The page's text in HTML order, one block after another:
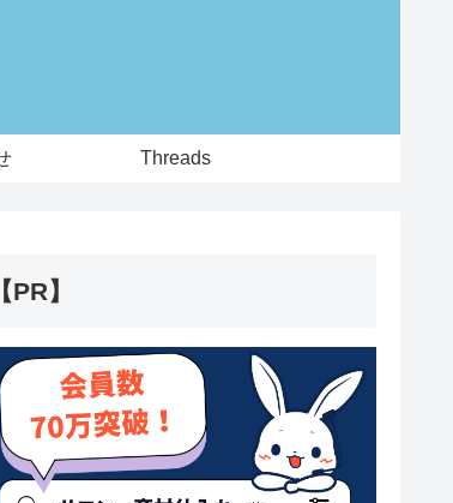
Threads
【PR】